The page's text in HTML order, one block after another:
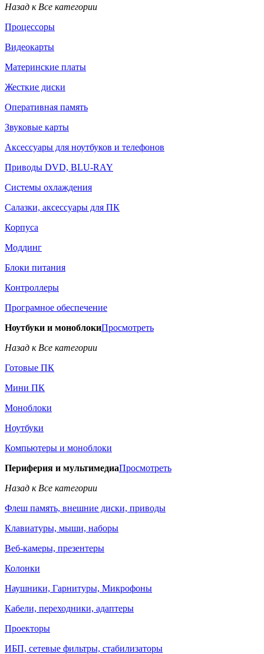
Назад к Все категории
Процессоры
Видеокарты
Материнские платы
Жесткие диски
Оперативная память
Звуковые карты
Аксессуары для ноутбуков и телефонов
Приводы DVD, BLU-RAY
Системы охлаждения
Салазки, аксессуары для ПК
Корпуса
Моддинг
Блоки питания
Контроллеры
Програмное обеспечение
Ноутбуки и моноблокиПросмотреть
Назад к Все категории
Готовые ПК
Мини ПК
Моноблоки
Ноутбуки
Компьютеры и моноблоки
Периферия и мультимедиаПросмотреть
Назад к Все категории
Флеш память, внешние диски, приводы
Клавиатуры, мыши, наборы
Веб-камеры, презентеры
Колонки
Наушники, Гарнитуры, Микрофоны
Кабели, переходники, адаптеры
Проекторы
ИБП, сетевые фильтры, стабилизаторы